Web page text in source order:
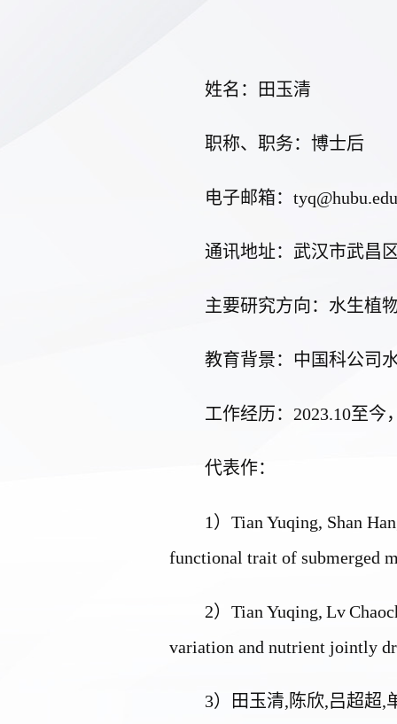
姓名：田玉清
职称、职务：博士后
电子邮箱：
通讯地址：武汉市武昌
主要研究方向： 水生植
教育背景：中国科公司
工作经历： 2023.10至今
代表作：
1 ） Tian Yuqing, Shan
functional trait of submerged
2） Tian Yuqing, Lv
variation and nutrient jointly
3）田玉清,陈欣,吕超超,